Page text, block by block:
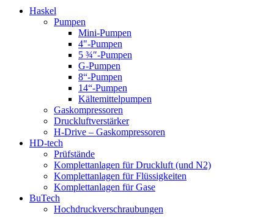
Haskel
Pumpen
Mini-Pumpen
4"-Pumpen
5 ¾″-Pumpen
G-Pumpen
8“-Pumpen
14“-Pumpen
Kältemittelpumpen
Gaskompressoren
Druckluftverstärker
H-Drive – Gaskompressoren
HD-tech
Prüfstände
Komplettanlagen für Druckluft (und N2)
Komplettanlagen für Flüssigkeiten
Komplettanlagen für Gase
BuTech
Hochdruckverschraubungen